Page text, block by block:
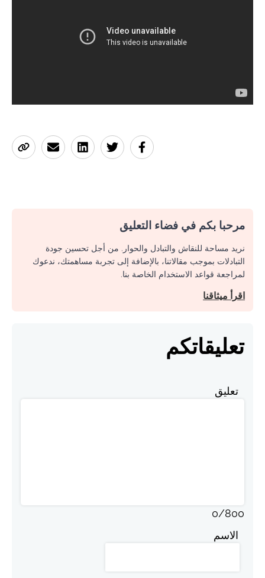
مرحبا بكم في فضاء التعليق
نريد مساحة للنقاش والتبادل والحوار. من أجل تحسين جودة
التبادلات بموجب مقالاتنا، بالإضافة إلى تجربة مساهمتك، ندعوك
لمراجعة قواعد الاستخدام الخاصة بنا.
اقرأ ميثاقنا
تعليقاتكم
تعليق
0/800
الاسم